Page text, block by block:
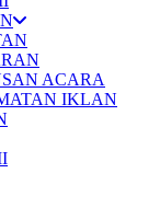
ACARA
IKLAN